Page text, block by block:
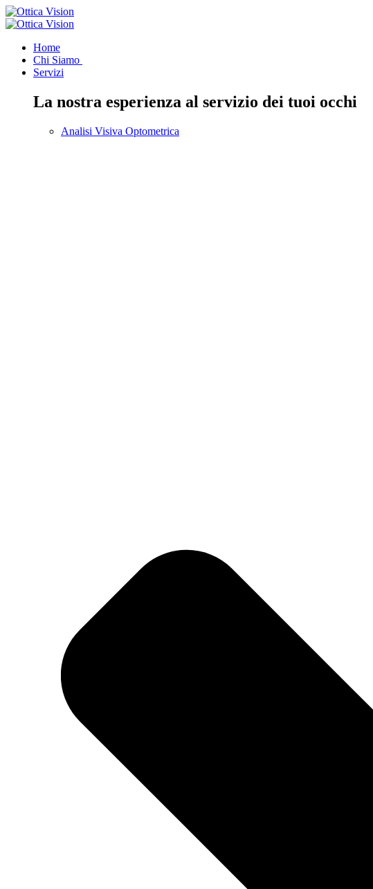
Home
Chi Siamo
Servizi
La nostra esperienza al servizio dei tuoi occhi
Analisi Visiva Optometrica